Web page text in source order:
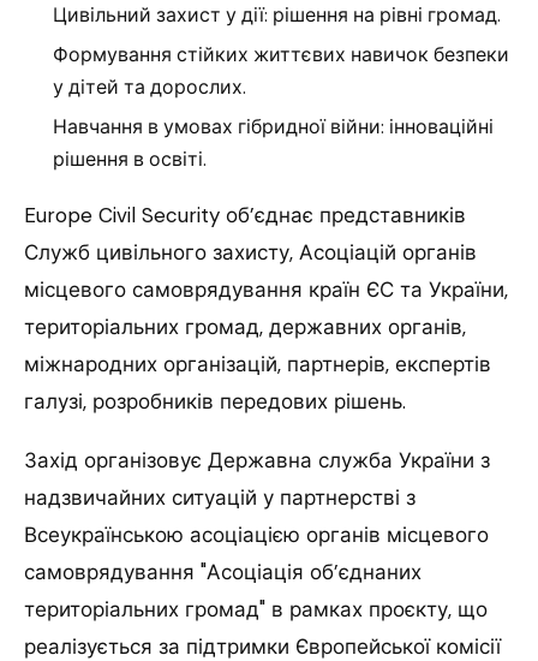
Цивільний захист у дії: рішення на рівні громад.
Формування стійких життєвих навичок безпеки
у дітей та дорослих.
Навчання в умовах гібридної війни: інноваційні
рішення в освіті.
Europe Civil Security об’єднає представників
Служб цивільного захисту, Асоціацій органів
місцевого самоврядування країн ЄС та України,
територіальних громад, державних органів,
міжнародних організацій, партнерів, експертів
галузі, розробників передових рішень.
Захід організовує Державна служба України з
надзвичайних ситуацій у партнерстві з
Всеукраїнською асоціацією органів місцевого
самоврядування "Асоціація об’єднаних
територіальних громад" в рамках проєкту, що
реалізується за підтримки Європейської комісії